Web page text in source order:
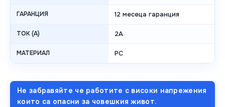
ГАРАНЦИЯ 12 месеца гаранция
ТОК (A) 2A
МАТЕРИАЛ PC
Не забравяйте че работите с високи напрежения
които са опасни за човешкия живот.